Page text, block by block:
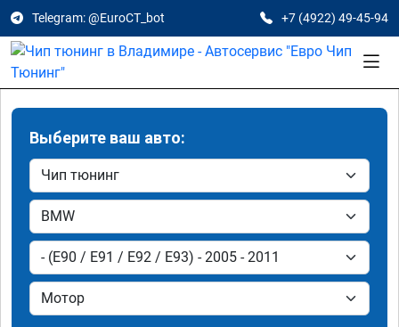
Telegram: @EuroCT_bot +7 (4922) 49-45-94
Выберите ваш авто: